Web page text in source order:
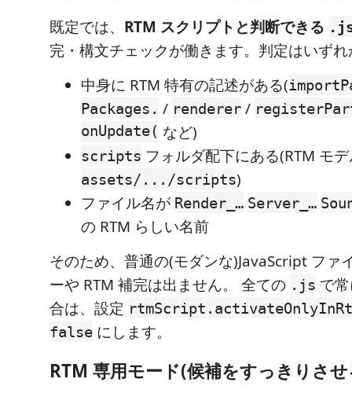
既定では、 RTM スクリプトと判断できる
完・構文チェックが働きます。判定はいずれ
中身に RTM 特有の記述がある(
Packages. / renderer /
onUpdate( など)
scripts フォルダ配下にある(RTM モ
assets/.../scripts)
ファイル名が Render_… Server_…
の RTM らしい名前
そのため、普通の(モダンな)JavaScript ファ
ーや RTM 補完は出ません。 全ての .js で
合は、設定
false にします。
RTM 専用モード(候補をすっきりさ